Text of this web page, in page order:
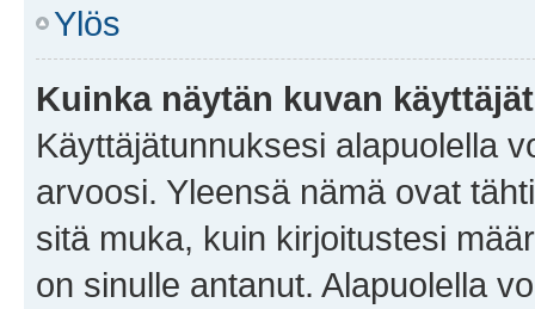
Ylös
Kuinka näytän kuvan
Käyttäjätunnuksesi alapuolella
arvoosi. Yleensä nämä ovat
sitä muka, kuin kirjoitustesi
on sinulle antanut. Alapuolella